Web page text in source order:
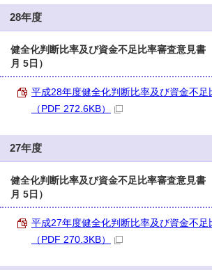
28年度
健全化判断比率及び資金不足比率審査意見書
月 5日）
平成28年度健全化判断比率及び資金不足
（PDF 272.6KB）
27年度
健全化判断比率及び資金不足比率審査意見書
月 5日）
平成27年度健全化判断比率及び資金不足
（PDF 270.3KB）